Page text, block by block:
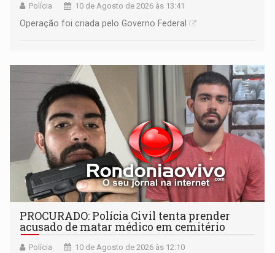
Polícia 10 de Agosto de 2026 às 13:41
Operação foi criada pelo Governo Federal
PROCURADO: Polícia Civil tenta prender
acusado de matar médico em cemitério
Polícia 10 de Agosto de 2026 às 12:10